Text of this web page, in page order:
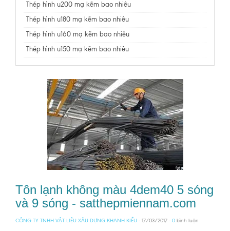
Thép hình u200 mạ kẽm bao nhiêu
Thép hình u180 mạ kẽm bao nhiêu
Thép hình u160 mạ kẽm bao nhiêu
Thép hình u150 mạ kẽm bao nhiêu
Tôn lạnh không màu 4dem40 5 sóng
và 9 sóng - satthepmiennam.com
CÔNG TY TNHH VẬT LIỆU XÂU DỰNG KHANH KIỀU - 17/03/2017 - 0 bình luận